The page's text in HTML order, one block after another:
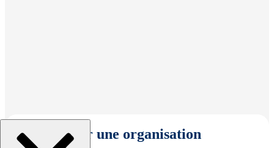
Sélectionner une organisation